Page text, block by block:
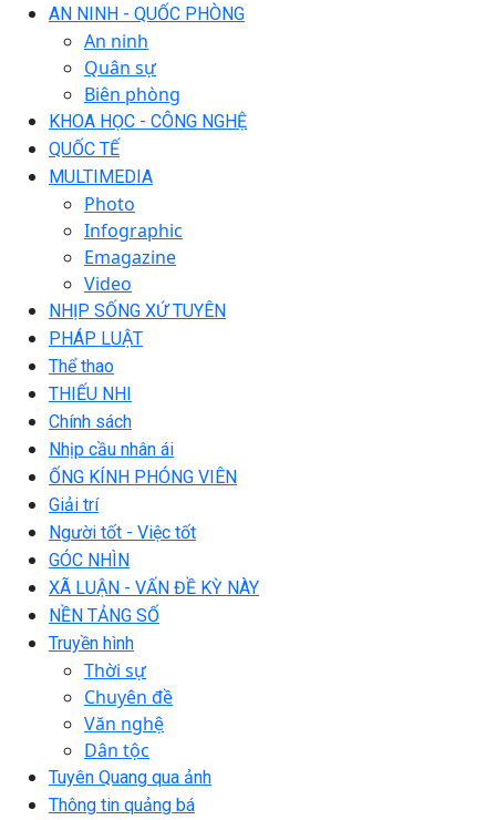
AN NINH - QUỐC PHÒNG
An ninh
Quân sự
Biên phòng
KHOA HỌC - CÔNG NGHỆ
QUỐC TẾ
MULTIMEDIA
Photo
Infographic
Emagazine
Video
NHỊP SỐNG XỨ TUYÊN
PHÁP LUẬT
Thể thao
THIẾU NHI
Chính sách
Nhịp cầu nhân ái
ỐNG KÍNH PHÓNG VIÊN
Giải trí
Người tốt - Việc tốt
GÓC NHÌN
XÃ LUẬN - VẤN ĐỀ KỲ NÀY
NỀN TẢNG SỐ
Truyền hình
Thời sự
Chuyên đề
Văn nghệ
Dân tộc
Tuyên Quang qua ảnh
Thông tin quảng bá